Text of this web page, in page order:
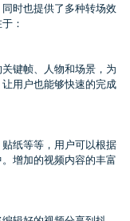
时也提供了多种转场效
：
键帧、人物和场景，为
用户也能够快速的完成
纸等等，用户可以根据
增加的视频内容的丰富